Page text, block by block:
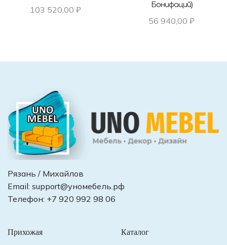
103 520,00 ₽
Бонифаций)
56 940,00 ₽
Рязань / Михайлов
Email: support@уномебель.рф
Телефон: +7 920 992 98 06
Прихожая Каталог